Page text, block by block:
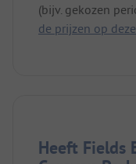
(bijv. gekozen
de prijzen op
Heeft Fields